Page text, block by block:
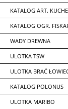
KATALOG ART.
KATALOG OGR.
WADY DREWNA
ULOTKA TSW
ULOTKA BRAĆ
KATALOG POLONUS
ULOTKA MARIBO